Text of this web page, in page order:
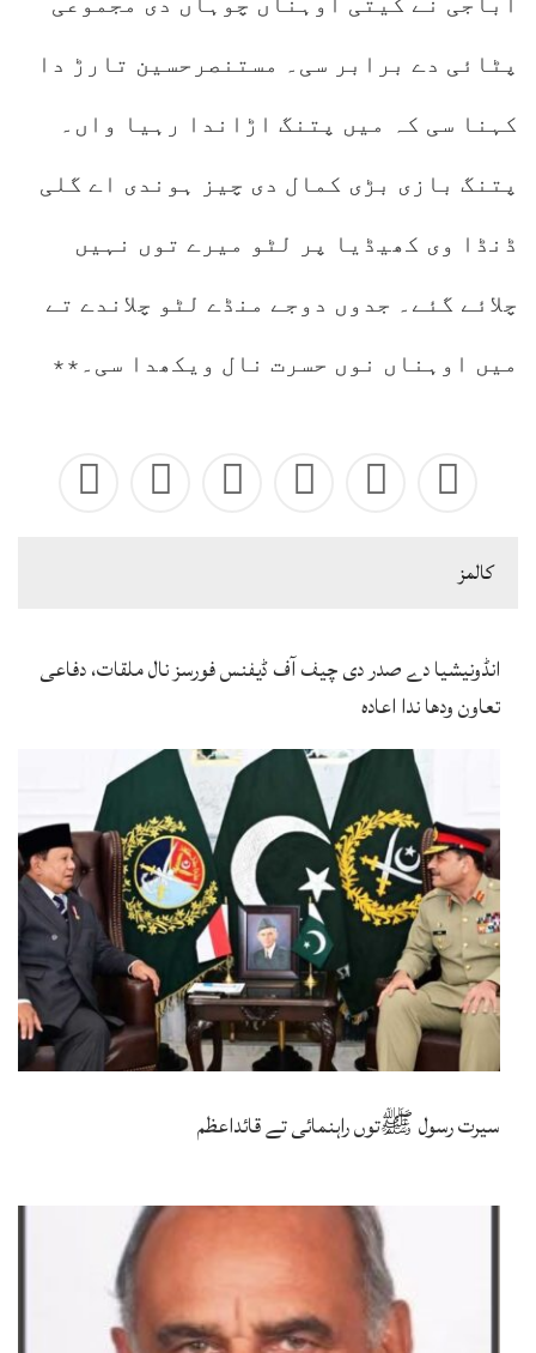
پٹائی دے برابر سی۔ مستنصرحسین تارڑ دا
کہنا سی کہ میں پتنگ اڑاندا رہیا واں۔
پتنگ بازی بڑی کمال دی چیز ہوندی اے گلی
ڈنڈا وی کھیڈیا پر لٹو میرے توں نہیں
چلائے گئے۔ جدوں دوجے منڈے لٹو چلاندے تے
میں اوہناں نوں حسرت نال ویکھدا سی۔٭٭
كالمز
انڈونیشیا دے صدر دی چیف آف ڈیفنس فورسز نال ملقات، دفاعی
تعاون ودھا ندا اعادہ
سیرت رسول ﷺتوں راہنمائی تے قائداعظم